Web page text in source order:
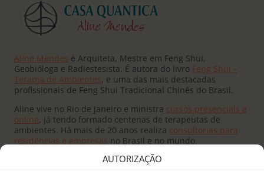
AUTORIZAÇÃO
Aline Mendes é Arquiteta, Mestre em Feng Shui,
Geobióloga e Radiestesista. É autora do livro Feng Shui –
Terapia de Ambientes, e uma das mais destacadas
profissionais de Feng Shui Tradicional Chinês do Brasil.
Aline vive no Rio de Janeiro e ministra cursos presenciais e
online, já tendo formado centenas de terapeutas de
ambientes. Há mais de 20 anos realiza consultorias para
residências e empresas no Brasil e no mundo.